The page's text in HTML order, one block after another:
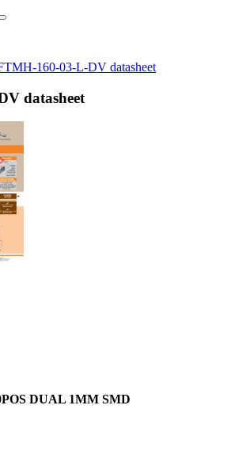
160-03-L-DV datasheet
datasheet
DUAL 1MM SMD